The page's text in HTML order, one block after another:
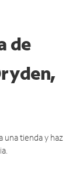
de
una tienda y haz